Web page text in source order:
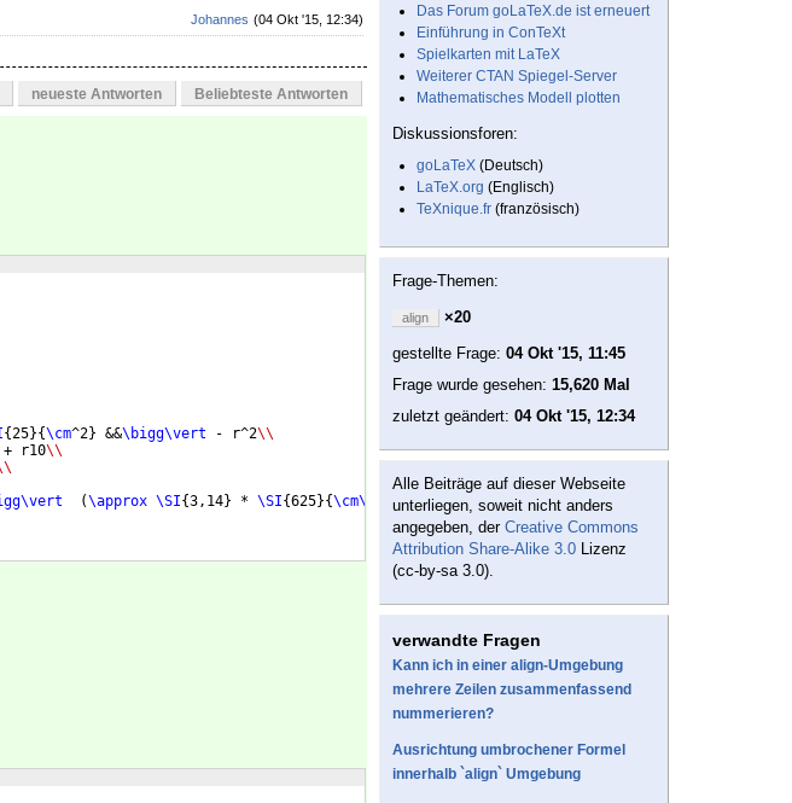
(04 Okt '15, 12:34)
Johannes
neueste Antworten Beliebteste Antworten
{25}{\cm^2} &&\bigg\vert - r^2\\
+ r10\\
(\approx \SI{3,14} * \SI{625}{\cm\squared}) : 2 \\
Das Forum goLaTeX.de ist erneuert
Einführung in ConTeXt
Spielkarten mit LaTeX
Weiterer CTAN Spiegel-Server
Mathematisches Modell plotten
Diskussionsforen:
goLaTeX (Deutsch)
LaTeX.org (Englisch)
TeXnique.fr (französisch)
Frage-Themen:
align
×20
gestellte Frage: 04 Okt '15, 11:45
Frage wurde gesehen: 15,620 Mal
zuletzt geändert: 04 Okt '15, 12:34
Alle Beiträge auf dieser Webseite
unterliegen, soweit nicht anders
angegeben, der Creative Commons
Attribution Share-Alike 3.0 Lizenz
(cc-by-sa 3.0).
verwandte Fragen
Kann ich in einer align-Umgebung
mehrere Zeilen zusammenfassend
nummerieren?
Ausrichtung umbrochener Formel
innerhalb `align` Umgebung